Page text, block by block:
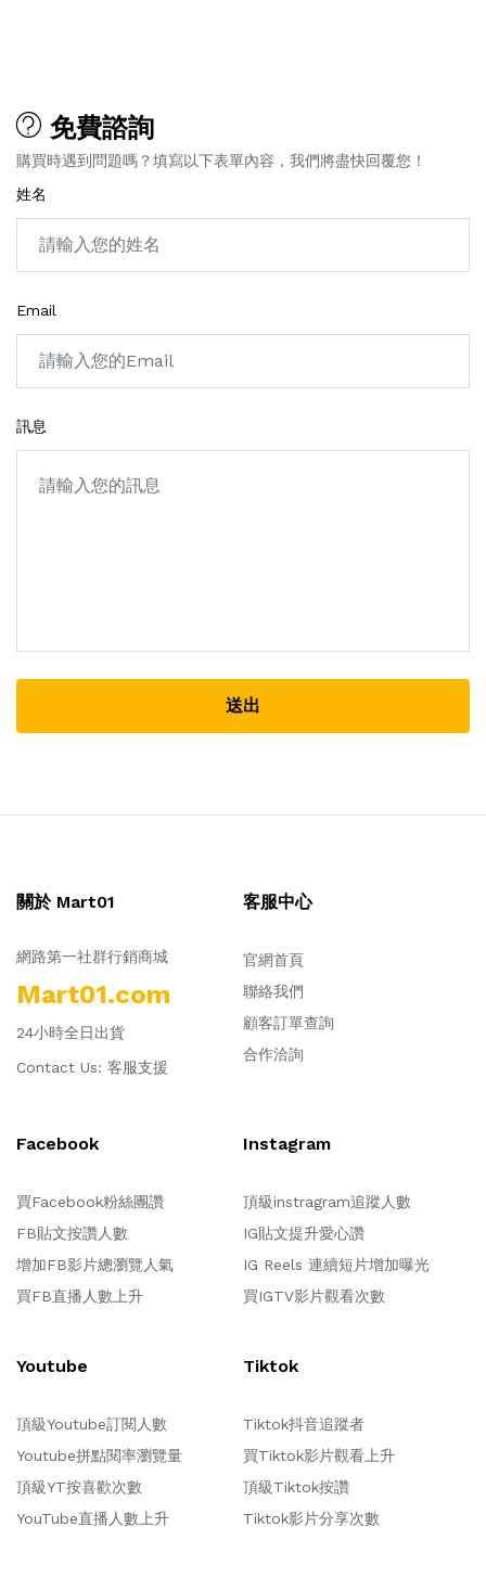
免費諮詢
購買時遇到問題嗎？填寫以下表單內容，我們將盡快回覆您！
姓名
Email
訊息
送出
關於 Mart01
網路第一社群行銷商城
Mart01.com
24小時全日出貨
Contact Us: 客服支援
客服中心
官網首頁
聯絡我們
顧客訂單查詢
合作洽詢
Facebook
買Facebook粉絲團讚
FB貼文按讚人數
增加FB影片總瀏覽人氣
買FB直播人數上升
Instagram
頂級instragram追蹤人數
IG貼文提升愛心讚
IG Reels 連續短片增加曝光
買IGTV影片觀看次數
Youtube
頂級Youtube訂閱人數
Youtube拼點閱率瀏覽量
頂級YT按喜歡次數
YouTube直播人數上升
Tiktok
Tiktok抖音追蹤者
買Tiktok影片觀看上升
頂級Tiktok按讚
Tiktok影片分享次數